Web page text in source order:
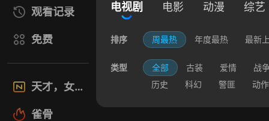
观看记录
免费
天才，女友
雀骨
电视剧 电影 动漫 综艺
排序 周最热 年度最热 最新
类型 全部 古装 爱情
战
历史
科幻 警匪 动作